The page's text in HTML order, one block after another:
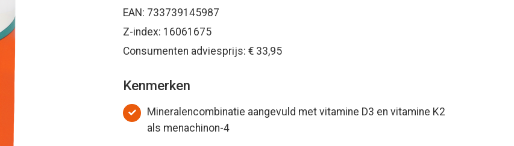
EAN: 733739145987
Z-index: 16061675
Consumenten adviesprijs: € 33,95
Kenmerken
Mineralencombinatie aangevuld met vitamine D3 en vitamine K2
als menachinon-4